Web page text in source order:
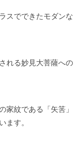
スでできたモダンな
れる妙見大菩薩への
家紋である「矢筈」
ます。